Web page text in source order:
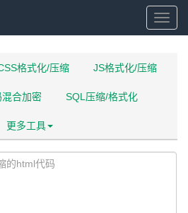
cbish
格式化/压缩 JS格式化/压缩
合加密 SQL压缩/格式化
更多工具